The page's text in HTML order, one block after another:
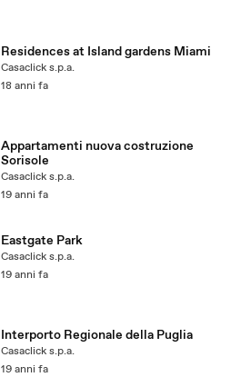
Residences at Island gardens Miami
Casaclick s.p.a.
18 anni fa
Appartamenti nuova costruzione
Sorisole
Casaclick s.p.a.
19 anni fa
Eastgate Park
Casaclick s.p.a.
19 anni fa
Interporto Regionale della Puglia
Casaclick s.p.a.
19 anni fa